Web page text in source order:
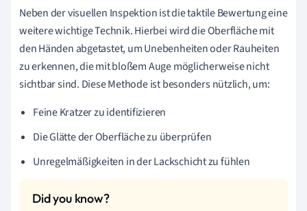
Neben der visuellen Inspektion ist die taktile Bewertung eine
weitere wichtige Technik. Hierbei wird die Oberfläche mit
den Händen abgetastet, um Unebenheiten oder Rauheiten
zu erkennen, die mit bloßem Auge möglicherweise nicht
sichtbar sind. Diese Methode ist besonders nützlich, um:
Feine Kratzer zu identifizieren
Die Glätte der Oberfläche zu überprüfen
Unregelmäßigkeiten in der Lackschicht zu fühlen